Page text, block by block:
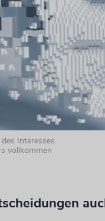
Interesses.
vollkommen